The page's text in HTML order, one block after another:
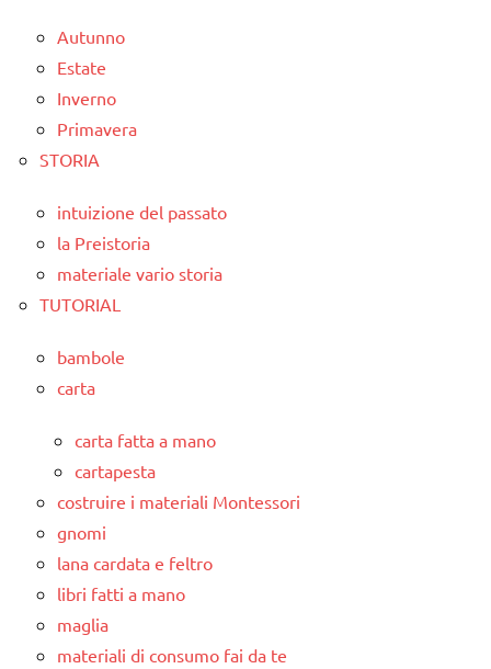
Autunno
Estate
Inverno
Primavera
STORIA
intuizione del passato
la Preistoria
materiale vario storia
TUTORIAL
bambole
carta
carta fatta a mano
cartapesta
costruire i materiali Montessori
gnomi
lana cardata e feltro
libri fatti a mano
maglia
materiali di consumo fai da te